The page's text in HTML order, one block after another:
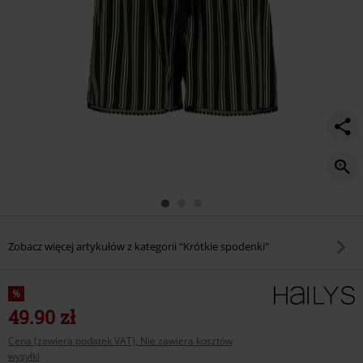
Zobacz więcej artykułów z kategorii "Krótkie spodenki"
%
49.90 zł
Cena (zawiera podatek VAT), Nie zawiera kosztów
wysyłki